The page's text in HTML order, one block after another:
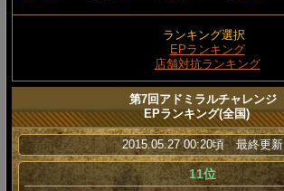
ランキング選択
EPランキング
店舗対抗ランキング
第7回アドミラルチャレンジ
EPランキング(全国)
2015.05.27 00:20頃 最終更新
11位